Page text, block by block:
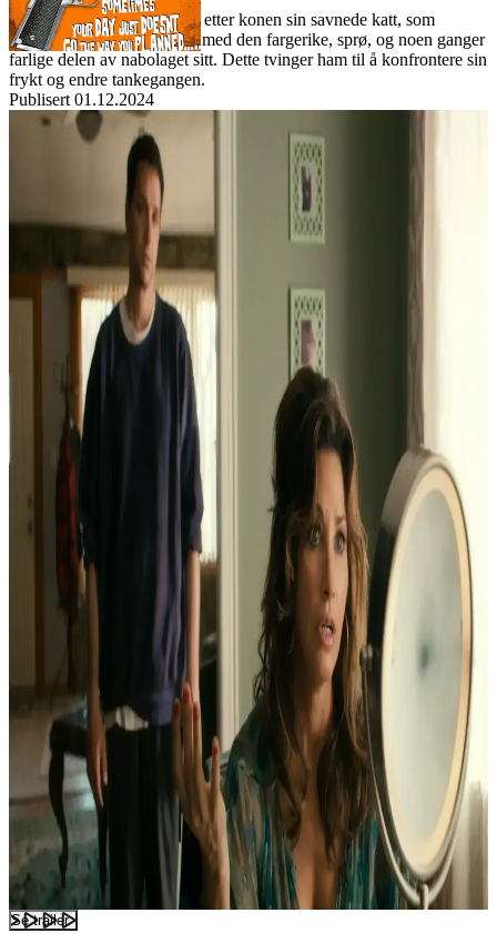
En play-it-safe type må lete etter konen sin savnede katt, som
bringer han ansikt til ansikt med den fargerike, sprø, og noen ganger
farlige delen av nabolaget sitt. Dette tvinger ham til å konfrontere sin
frykt og endre tankegangen.
Publisert 01.12.2024
Se trailer